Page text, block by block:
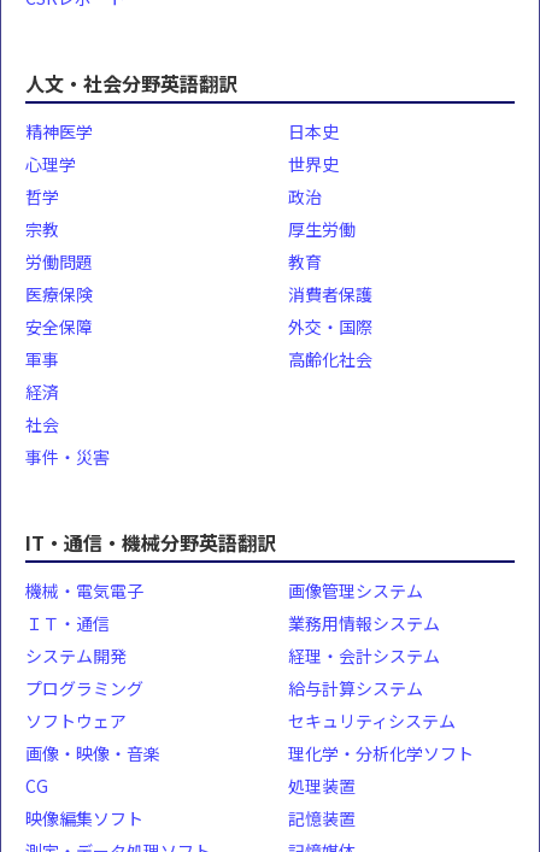
人文・社会分野英語翻訳
精神医学
心理学
哲学
宗教
日本史
世界史
政治
厚生労働
労働問題
医療保険
安全保障
軍事
教育
消費者保護
外交・国際
高齢化社会
経済
社会
事件・災害
IT・通信・機械分野英語翻訳
機械・電気電子
ＩＴ・通信
システム開発
プログラミング
ソフトウェア
画像・映像・音楽
CG
映像編集ソフト
画像管理システム
業務用情報システム
経理・会計システム
給与計算システム
セキュリティシステム
理化学・分析化学ソフト
処理装置
記憶装置